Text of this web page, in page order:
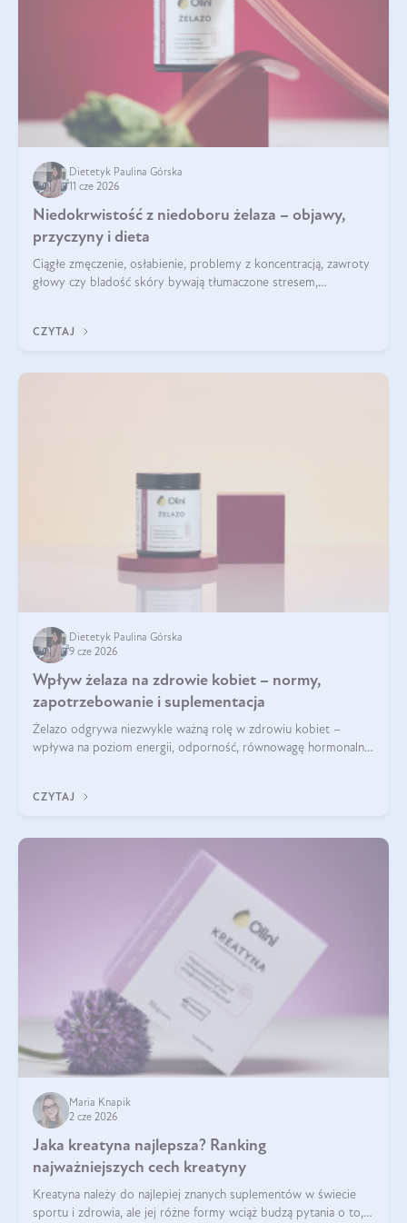
Dietetyk Paulina Górska
11 cze 2026
Niedokrwistość z niedoboru żelaza – objawy,
przyczyny i dieta
Ciągłe zmęczenie, osłabienie, problemy z koncentracją, zawroty
głowy czy bladość skóry bywają tłumaczone stresem,
CZYTAJ
Dietetyk Paulina Górska
9 cze 2026
Wpływ żelaza na zdrowie kobiet – normy,
zapotrzebowanie i suplementacja
Żelazo odgrywa niezwykle ważną rolę w zdrowiu kobiet –
wpływa na poziom energii, odporność, równowagę hormonalną
zawrotów głowy czy problemów z
CZYTAJ
Maria Knapik
2 cze 2026
Jaka kreatyna najlepsza? Ranking
najważniejszych cech kreatyny
Kreatyna należy do najlepiej znanych suplementów w świecie
sportu i zdrowia, ale jej różne formy wciąż budzą pytania o to,